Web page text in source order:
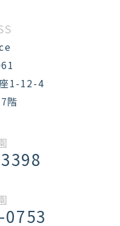
1-12-4
階